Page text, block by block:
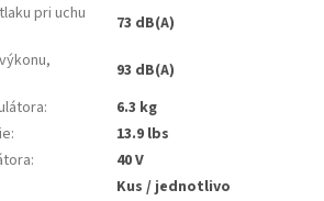
pri uchu
73 dB(A)
93 dB(A)
:
6.3 kg
:
13.9 lbs
:
40 V
Kus / jednotlivo